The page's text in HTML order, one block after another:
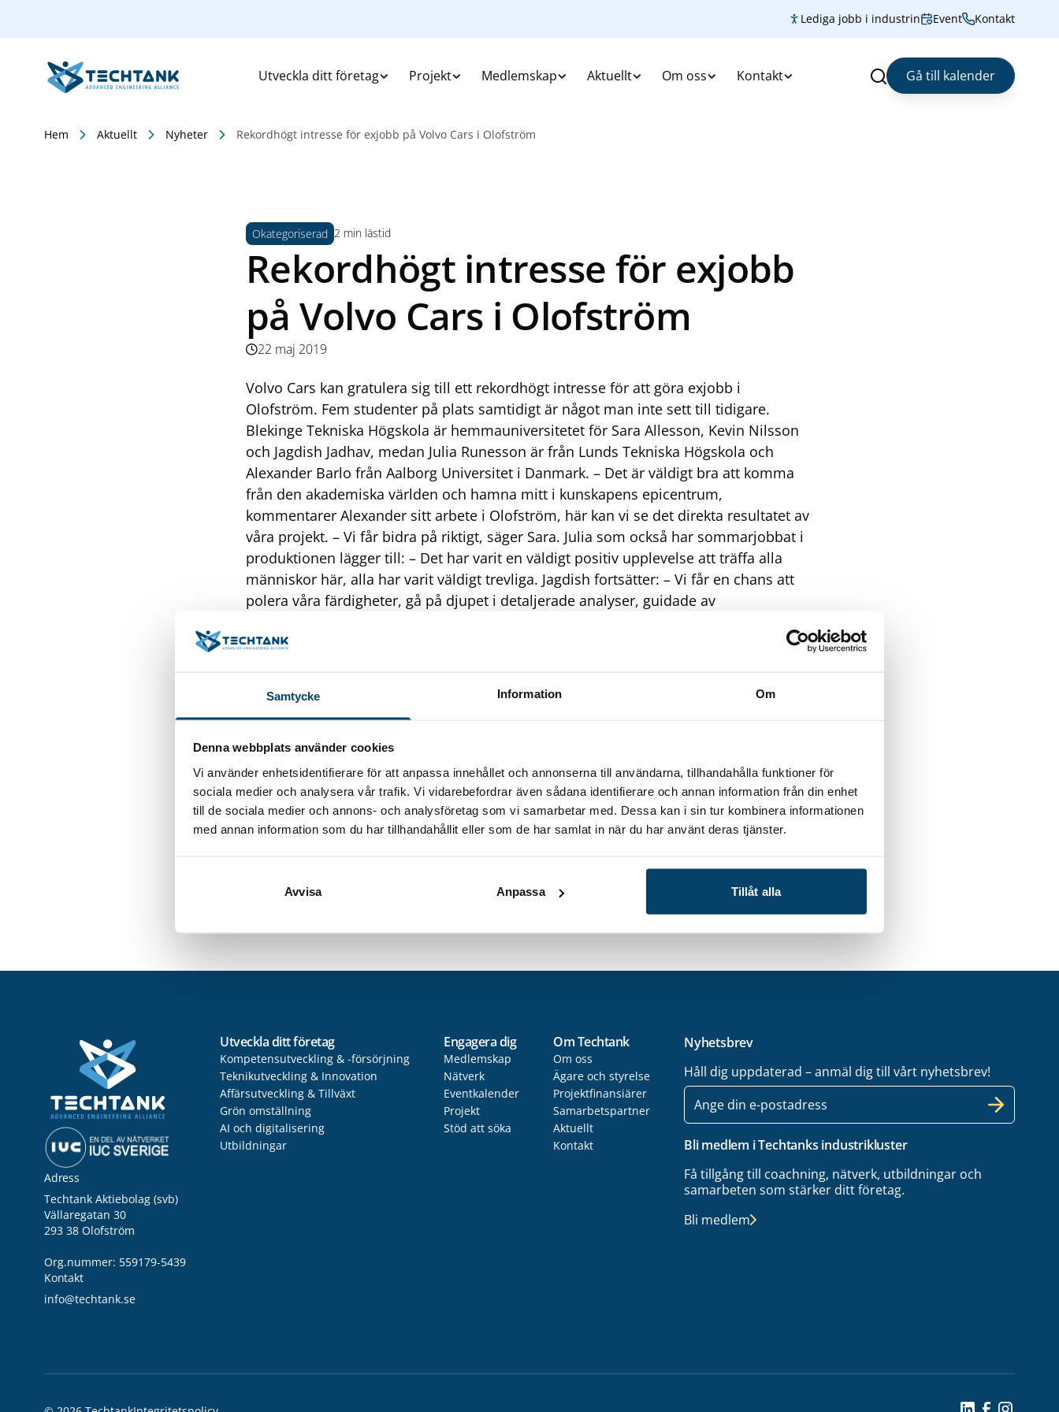
Samtycke Information Om
Denna webbplats använder cookies
Vi använder enhetsidentifierare för att anpassa innehållet och annonserna till användarna, tillhandahålla funktioner för
sociala medier och analysera vår trafik. Vi vidarebefordrar även sådana identifierare och annan information från din enhet
till de sociala medier och annons- och analysföretag som vi samarbetar med. Dessa kan i sin tur kombinera informationen
med annan information som du har tillhandahållit eller som de har samlat in när du har använt deras tjänster.
Avvisa Anpassa Tillåt alla
Lediga jobb i industrin Event Kontakt
Utveckla ditt företag Projekt Medlemskap Aktuellt Om oss Kontakt Sök Gå till kalender
Hem Aktuellt Nyheter Rekordhögt intresse för exjobb på Volvo Cars i Olofström
Okategoriserad 2 min lästid
Rekordhögt intresse för exjobb
på Volvo Cars i Olofström
22 maj 2019
Volvo Cars kan gratulera sig till ett rekordhögt intresse för att göra exjobb i
Olofström. Fem studenter på plats samtidigt är något man inte sett till tidigare.
Blekinge Tekniska Högskola är hemmauniversitetet för Sara Allesson, Kevin Nilsson
och Jagdish Jadhav, medan Julia Runesson är från Lunds Tekniska Högskola och
Alexander Barlo från Aalborg Universitet i Danmark. – Det är väldigt bra att komma
från den akademiska världen och hamna mitt i kunskapens epicentrum,
kommentarer Alexander sitt arbete i Olofström, här kan vi se det direkta resultatet av
våra projekt. – Vi får bidra på riktigt, säger Sara. Julia som också har sommarjobbat i
produktionen lägger till: – Det har varit en väldigt positiv upplevelse att träffa alla
människor här, alla har varit väldigt trevliga. Jagdish fortsätter: – Vi får en chans att
polera våra färdigheter, gå på djupet i detaljerade analyser, guidade av
Pilthammar, hans mentor, Volvoingenjör och Industridoktorand vid BTH. Johan
användas mycket snart i våra kommande projekt. Kan det egentligen bli bättre än så?
Studenterna och deras ämnesområden
Julia Runesson, Lund Tekniska Högskola Subject: Vibration analysis for predictive
maintenance in mechanical presses Volvo Cars mentor: Toini SjöqvistSara Allesson,
Blekinge Tekniska Högskola Simulation of elasticity in stamping dies Volvo Cars
mentorer: Mats Sigvant & Johan Pilthammar Alexander Barlo, Aarhus University
Subject: Predicting failure in combined bending and tension Volvo Cars mentor: Mats
Högskola Effect of cushion movements on contact pressures in stamping dies Volvo
Adress
Techtank Aktiebolag (svb)
Vällaregatan 30
293 38 Olofström
Org.nummer: 559179-5439
Kontakt
info@techtank.se
Utveckla ditt företag
Kompetensutveckling & -försörjning
Teknikutveckling & Innovation
Affärsutveckling & Tillväxt
Grön omställning
AI och digitalisering
Utbildningar
Engagera dig
Medlemskap
Nätverk
Eventkalender
Projekt
Stöd att söka
Om Techtank
Om oss
Ägare och styrelse
Projektfinansiärer
Samarbetspartner
Aktuellt
Kontakt
Nyhetsbrev
Håll dig uppdaterad – anmäl dig till vårt nyhetsbrev!
E-
post
Bli medlem i Techtanks industrikluster
Få tillgång till coachning, nätverk, utbildningar och
samarbeten som stärker ditt företag.
Bli medlem